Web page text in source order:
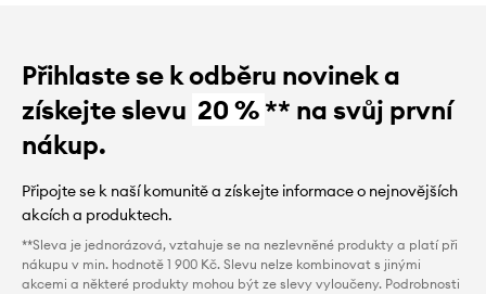
Přihlaste se k odběru novinek a
získejte slevu 20 %** na svůj první
nákup.
Připojte se k naší komunitě a získejte informace o nejnovějších
akcích a produktech.
**Sleva je jednorázová, vztahuje se na nezlevněné produkty a platí při
nákupu v min. hodnotě 1 900 Kč. Slevu nelze kombinovat s jinými
akcemi a některé produkty mohou být ze slevy vyloučeny. Podrobnosti